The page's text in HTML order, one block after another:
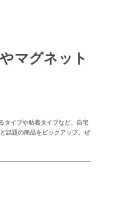
マグネット
タイプや粘着タイプなど、自宅
話題の商品をピックアップ。ぜ